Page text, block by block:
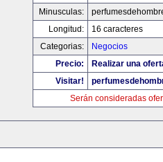
Minusculas:
Longitud:
16 caracteres
Categorias:
Negocios
Precio:
Realizar una
Visitar!
Serán consideradas